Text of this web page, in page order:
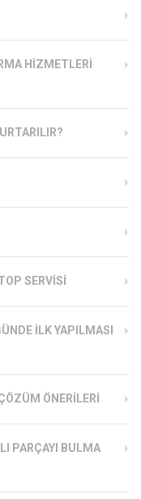
HIZMETLERI
SERVISI
İLK YAPILMASI
ÖNERILERI
PARÇAYI BULMA